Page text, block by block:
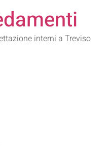
interni a Treviso